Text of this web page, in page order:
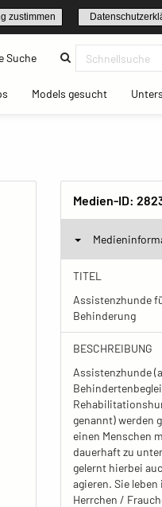
zustimmen
Suche(current)
(current)Models gesucht(current)
Medien-ID:
TITEL
Assistenzhunde
Behinderung
BESCHREIBUNG
Assistenzhunde
genannt) werden
einen Menschen
dauerhaft zu
gelernt hierbei
agieren. Sie
Herrchen /